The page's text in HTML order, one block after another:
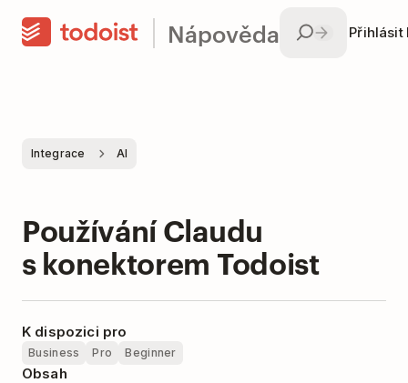
Nápověda Přihlásit
Integrace AI
Používání Claudu
s konektorem Todoist
K dispozici pro
Business Pro Beginner
Obsah